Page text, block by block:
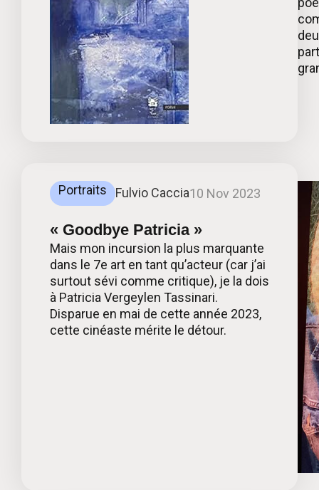
Portraits Fulvio Caccia10 Nov 2023
« Goodbye Patricia »
Mais mon incursion la plus marquante
dans le 7e art en tant qu’acteur (car j’ai
surtout sévi comme critique), je la dois
à Patricia Vergeylen Tassinari.
Disparue en mai de cette année 2023,
cette cinéaste mérite le détour.